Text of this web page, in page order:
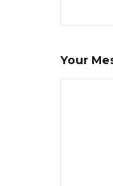
Your